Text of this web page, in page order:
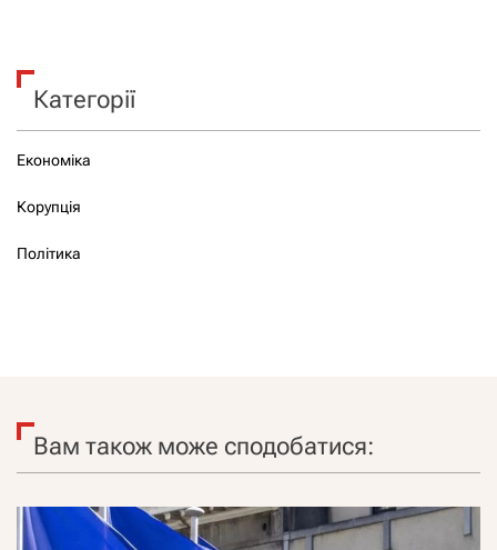
Категорії
Економіка
Корупція
Політика
Вам також може сподобатися: